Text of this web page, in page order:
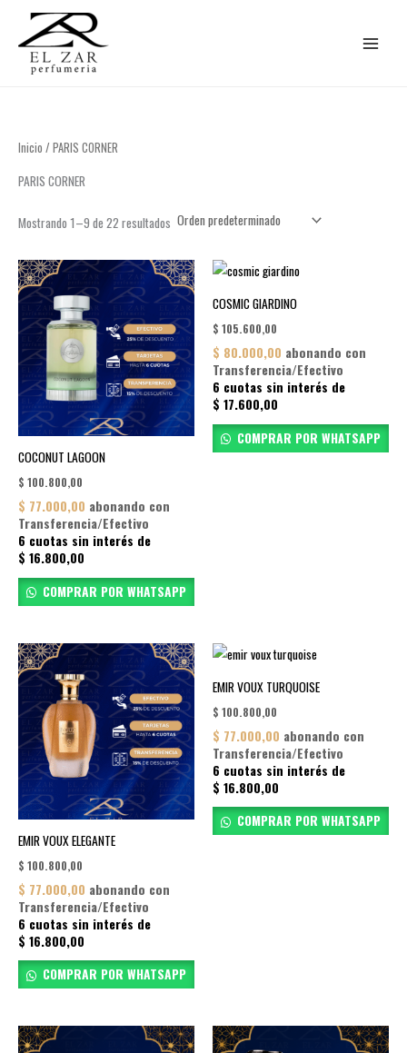
contenido
Inicio / PARIS CORNER
PARIS CORNER
Mostrando 1–9 de 22 resultados
COCONUT LAGOON
$ 100.800,00
$ 77.000,00 abonando con
Transferencia/Efectivo
6 cuotas sin interés de
$ 16.800,00
COMPRAR POR WHATSAPP
COSMIC GIARDINO
$ 105.600,00
$ 80.000,00 abonando con
Transferencia/Efectivo
6 cuotas sin interés de
$ 17.600,00
COMPRAR POR WHATSAPP
EMIR VOUX ELEGANTE
$ 100.800,00
$ 77.000,00 abonando con
Transferencia/Efectivo
6 cuotas sin interés de
$ 16.800,00
COMPRAR POR WHATSAPP
EMIR VOUX TURQUOISE
$ 100.800,00
$ 77.000,00 abonando con
Transferencia/Efectivo
6 cuotas sin interés de
$ 16.800,00
COMPRAR POR WHATSAPP